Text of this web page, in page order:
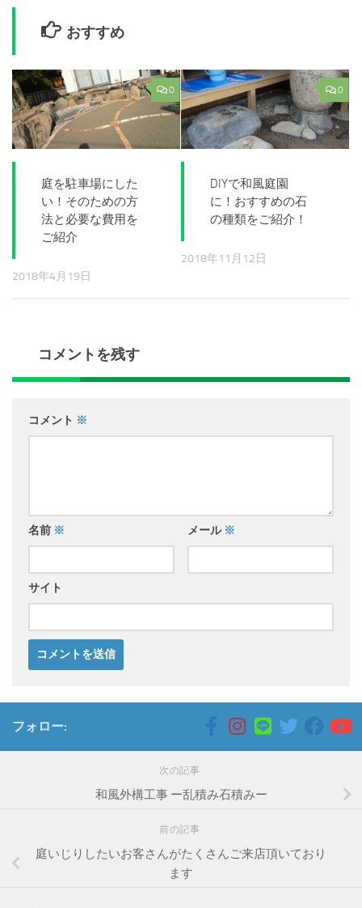
おすすめ
0
庭を駐車場にした
い！そのための方
法と必要な費用を
ご紹介
2018年4月19日
0
DIYで和風庭園
に！おすすめの石
の種類をご紹介！
2018年11月12日
コメントを残す
コメント ※
名前 ※ メール ※
サイト
フォロー:
次の記事
和風外構工事 ー乱積み石積みー
前の記事
庭いじりしたいお客さんがたくさんご来店頂いており
ます